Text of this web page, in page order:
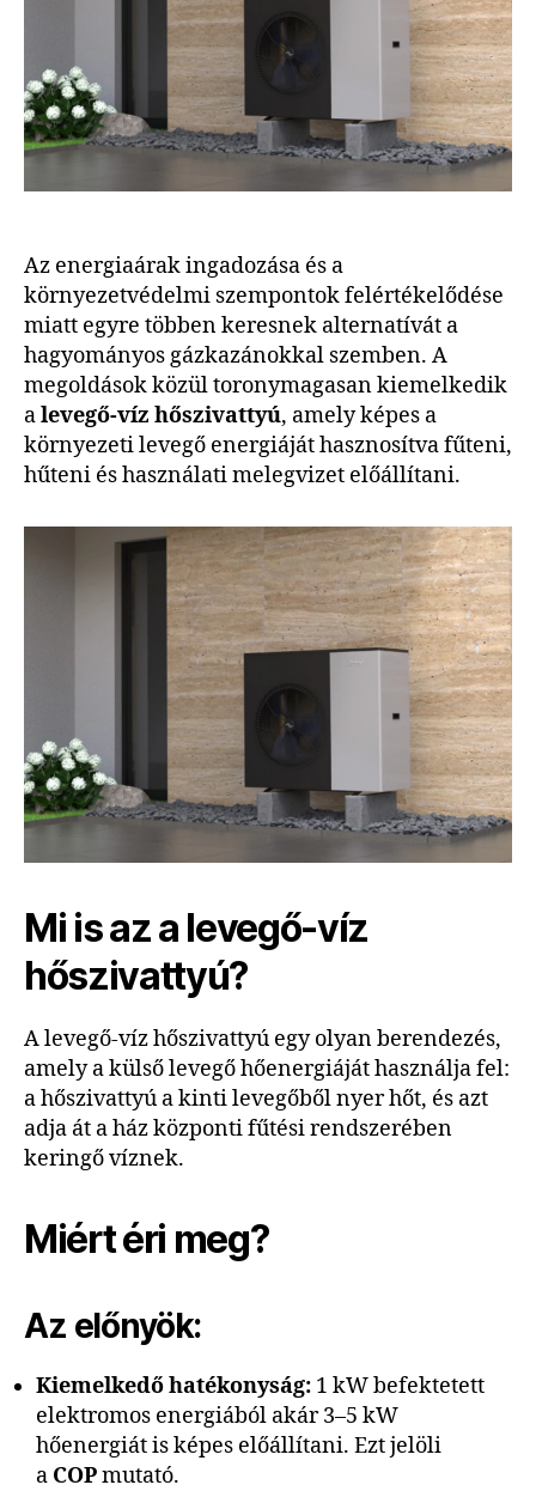
Az energiaárak ingadozása és a
környezetvédelmi szempontok felértékelődése
miatt egyre többen keresnek alternatívát a
hagyományos gázkazánokkal szemben. A
megoldások közül toronymagasan kiemelkedik
alevegő-víz hőszivattyú, amely képes a
környezeti levegő energiáját hasznosítva fűteni,
hűteni és használati melegvizet előállítani.
Mi is az a levegő-víz
hőszivattyú?
A levegő-víz hőszivattyú egy olyan berendezés,
amely a külső levegő hőenergiáját használja fel:
a hőszivattyú a kinti levegőből nyer hőt, és azt
adja át a ház központi fűtési rendszerében
keringő víznek.
Miért éri meg?
Az előnyök:
Kiemelkedő hatékonyság: 1 kW befektetett
elektromos energiából akár 3–5 kW
hőenergiát is képes előállítani. Ezt jelöli
a COPmutató.